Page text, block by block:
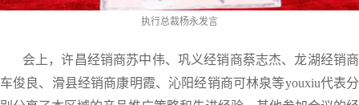
执行总裁杨永发言
会上，许昌经销商苏中伟、巩义经销商蔡志杰、龙湖经销商
车俊良、滑县经销商康明霞、沁阳经销商可林泉等youxiu代表分